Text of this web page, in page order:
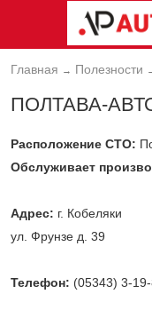
Главная → Полезности
ПОЛТАВА-
Расположение СТО:
Обслуживает
Адрес: г. Кобеляки
ул. Фрунзе д. 39
Телефон: (05343) 3-